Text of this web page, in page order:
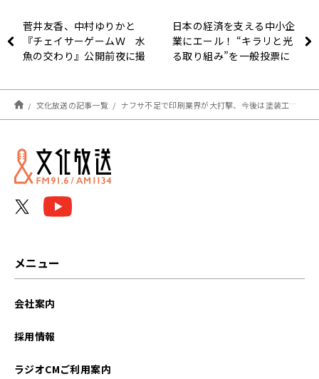
菅井友香、中村ゆりかと
『チェイサーゲームＷ 水
魚の交わり』公開前夜に撮
日本の経済を支える中小企
業にエール！ “キラリと光
る取り組み”を一般投票に
Business & Innovation
AWARD2026」今秋開催
文化放送の記事一覧 ナフサ不足で印刷業界が大打撃、今後は塗装工事業にも影響か
メニュー
会社案内
採用情報
ラジオCMご利用案内